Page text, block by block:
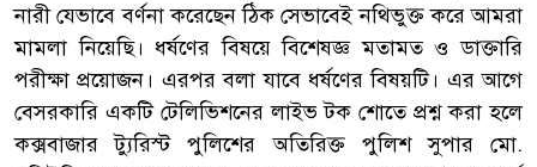
নারী যেভাবে বর্ণনা করেছেন ঠিক সেভাবেই নথিভুক্ত করে আমরা
মামলা নিয়েছি। ধর্ষণের বিষয়ে বিশেষজ্ঞ মতামত ও ডাক্তারি
পরীক্ষা প্রয়োজন। এরপর বলা যাবে ধর্ষণের বিষয়টি। এর আগে
বেসরকারি একটি টেলিভিশনের লাইভ টক শোতে প্রশ্ন করা হলে
কক্সবাজার ট্যুরিস্ট পুলিশের অতিরিক্ত পুলিশ সুপার মো.